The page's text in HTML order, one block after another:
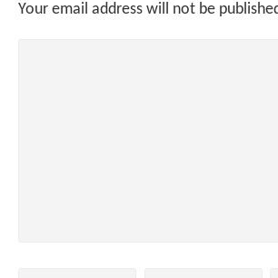
Your email address will not be